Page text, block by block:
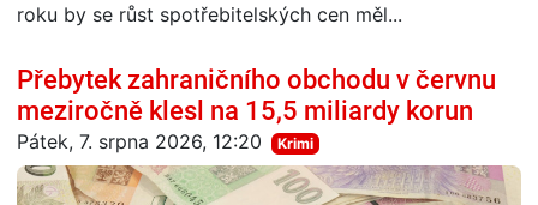
roku by se růst spotřebitelských cen měl...
Přebytek zahraničního obchodu v červnu
meziročně klesl na 15,5 miliardy korun
Pátek, 7. srpna 2026, 12:20 Krimi